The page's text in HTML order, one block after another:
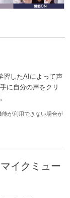
習したAIによって声
に自分の声をクリ
能が利用できない場合が
イクミュー